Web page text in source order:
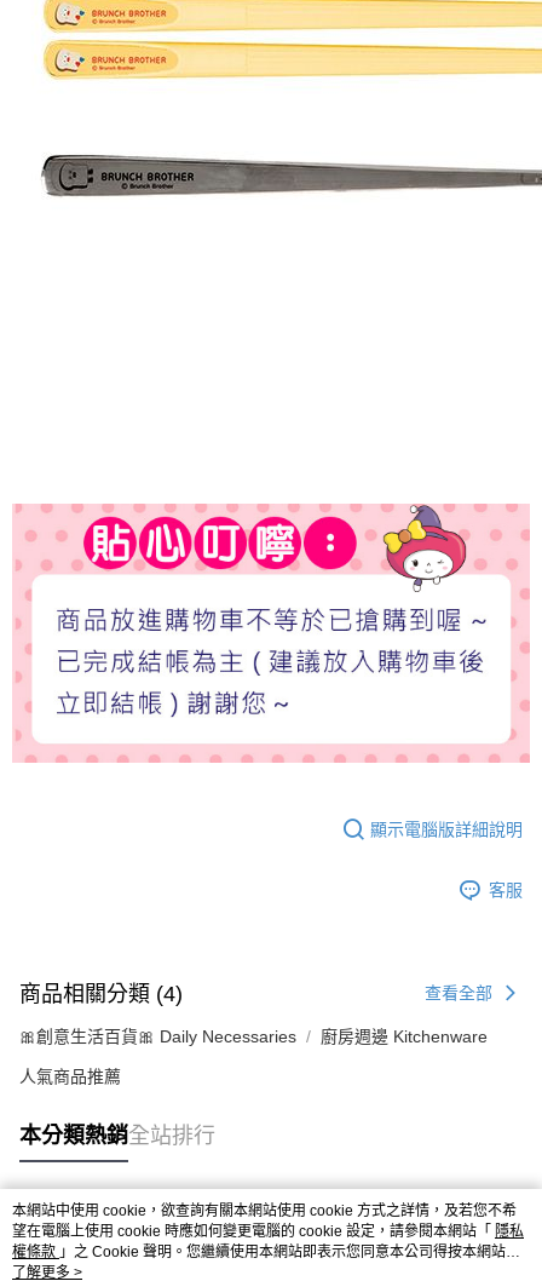
顯示電腦版詳細說明
客服
商品相關分類 (4) 查看全部
🎀創意生活百貨🎀 Daily Necessaries 廚房週邊 Kitchenware
人氣商品推薦
本分類熱銷全站排行
熱門標籤
本網站中使用 cookie，欲查詢有關本網站使用 cookie 方式之詳情，及若您不希
望在電腦上使用 cookie 時應如何變更電腦的 cookie 設定，請參閱本網站「 隱私
權條款 」之 Cookie 聲明。您繼續使用本網站即表示您同意本公司得按本網站使
用條款之 Cookie 聲明使用 cookie。
了解更多 >